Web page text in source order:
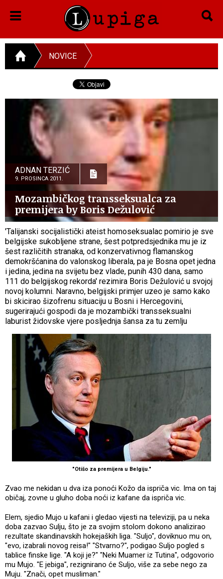
NOVICE
ADNAN TERZIĆ
9. PROSINCA 2011.
Mozambičkog transseksualca za
premijera by Boris Dežulović
'Talijanski socijalistički ateist homoseksualac pomirio je sve
belgijske sukobljene strane, šest potpredsjednika mu je iz
šest različitih stranaka, od konzervativnog flamanskog
demokršćanina do valonskog liberala, pa je Bosna opet jedna
i jedina, jedina na svijetu bez vlade, punih 430 dana, samo
111 do belgijskog rekorda' rezimira Boris Dežulović u svojoj
novoj kolumni. Naravno, belgijski primjer uzeo je samo kako
bi skicirao šizofrenu situaciju u Bosni i Hercegovini,
sugerirajući gospodi da je mozambički transseksualni
laburist židovske vjere posljednja šansa za tu zemlju
"Otišo za premijera u Belgiju."
Zvao me nekidan u dva iza ponoći Kožo da ispriča vic. Ima on taj
običaj, zovne u gluho doba noći iz kafane da ispriča vic.
Elem, sjedio Mujo u kafani i gledao vijesti na televiziji, pa u neka
doba zazvao Sulju, što je za svojim stolom dokono analizirao
rezultate skandinavskih hokejaških liga. "Suljo", doviknuo mu on,
"evo, izabrali novog reisa!" "Stvarno?", podigao Suljo pogled s
tablice finske lige. "A koji je?" "Neki Muamer iz Tutina", odgovorio
mu Mujo. "E jebiga", rezignirano će Suljo, više za sebe nego za
Muju. "Znači, opet musliman."